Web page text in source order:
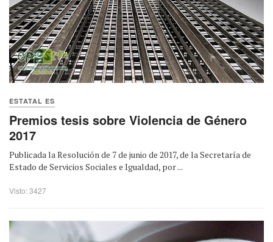
ESTATAL ES
Premios tesis sobre Violencia de Género
2017
Publicada la Resolución de 7 de junio de 2017, de la Secretaría de
Estado de Servicios Sociales e Igualdad, por ...
Visto: 3427